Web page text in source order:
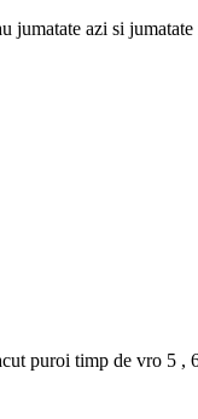
jumatate azi si jumatate
puroi timp de vro 5 ,